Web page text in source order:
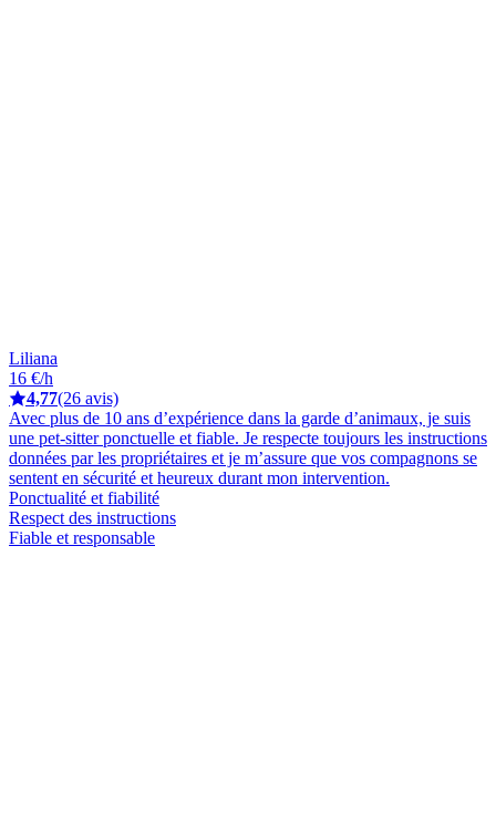
Liliana
16 €/h
4,77(26 avis)
Avec plus de 10 ans d’expérience dans la garde d’animaux, je suis
une pet-sitter ponctuelle et fiable. Je respecte toujours les instructions
données par les propriétaires et je m’assure que vos compagnons se
sentent en sécurité et heureux durant mon intervention.
Ponctualité et fiabilité
Respect des instructions
Fiable et responsable